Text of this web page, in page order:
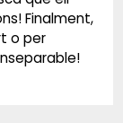
Finalment,
o per